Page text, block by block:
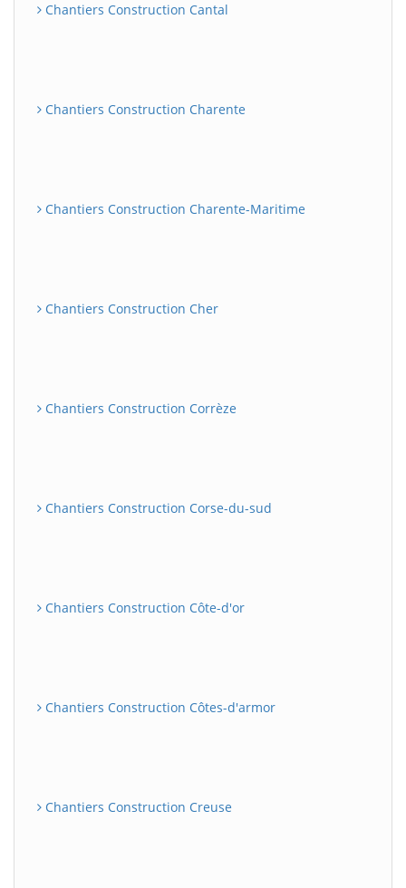
Chantiers Construction Cantal
Chantiers Construction Charente
Chantiers Construction Charente-Maritime
Chantiers Construction Cher
Chantiers Construction Corrèze
Chantiers Construction Corse-du-sud
Chantiers Construction Côte-d'or
Chantiers Construction Côtes-d'armor
Chantiers Construction Creuse